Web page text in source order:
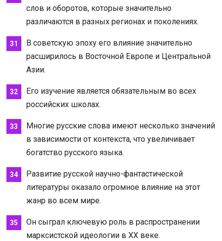
слов и оборотов, которые значительно
различаются в разных регионах и поколениях.
В советскую эпоху его влияние значительно
расширилось в Восточной Европе и Центральной
Азии.
Его изучение является обязательным во всех
российских школах.
Многие русские слова имеют несколько значений
в зависимости от контекста, что увеличивает
богатство русского языка.
Развитие русской научно-фантастической
литературы оказало огромное влияние на этот
жанр во всем мире.
Он сыграл ключевую роль в распространении
марксистской идеологии в XX веке.